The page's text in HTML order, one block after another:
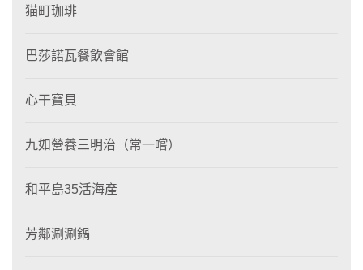
猫町珈琲
巴莎諾瓦餐飲會館
心干寶貝
九如營養三明治（常一嚐）
和平島35活海產
芳鄰涮涮鍋